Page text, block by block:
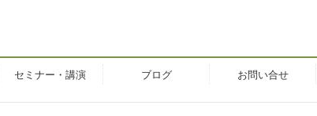
セミナー・講演 ブログ お問い合せ